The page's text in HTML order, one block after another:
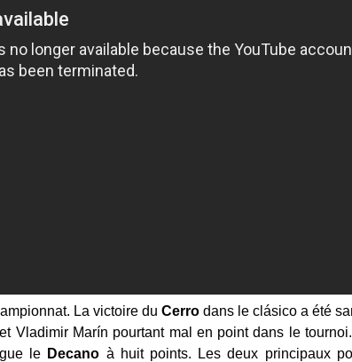
La victoire du Cerro dans le clásico a été
et Vladimir Marín pourtant mal en point dans le
le Decano à huit points. Les deux principaux